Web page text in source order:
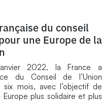
du conseil
une Europe de la
2022, la France a
du Conseil de l’Union
six mois, avec l’objectif de
plus solidaire et plus